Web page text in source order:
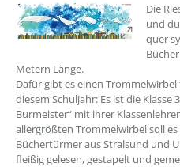
???
Die
und
quer
Metern Länge.
Dafür gibt es einen Trommelwirbel
diesem Schuljahr: Es ist die
Burmeister“ mit ihrer
allergrößten Trommelwirbel soll
Büchertürmer aus Stralsund und
fleißig gelesen, gestapelt und